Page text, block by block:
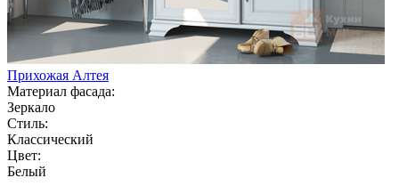
Прихожая Алтея
Материал фасада:
Зеркало
Стиль:
Классический
Цвет:
Белый